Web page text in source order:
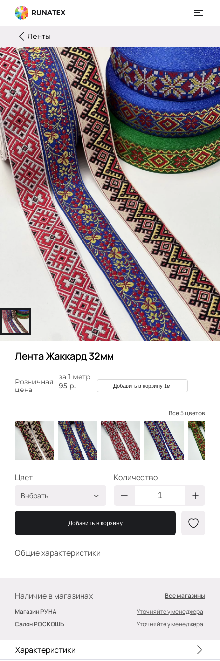
Ленты
Лента Жаккард 32мм
Общие характеристики
за 1 метр
Розничная
цена
95 р. Добавить в корзину 1м
Все 5 цветов
Наличие в магазинах
Все магазины
Магазин РУНА
Уточняйте у менеджера
Салон РОСКОШЬ
Уточняйте у менеджера
Цвет
Выбрать
" Оберег"
2400000752707
"Смородина" 2400000713326
"Орнамент"
2400000718369
Количество
Добавить в корзину
Характеристики